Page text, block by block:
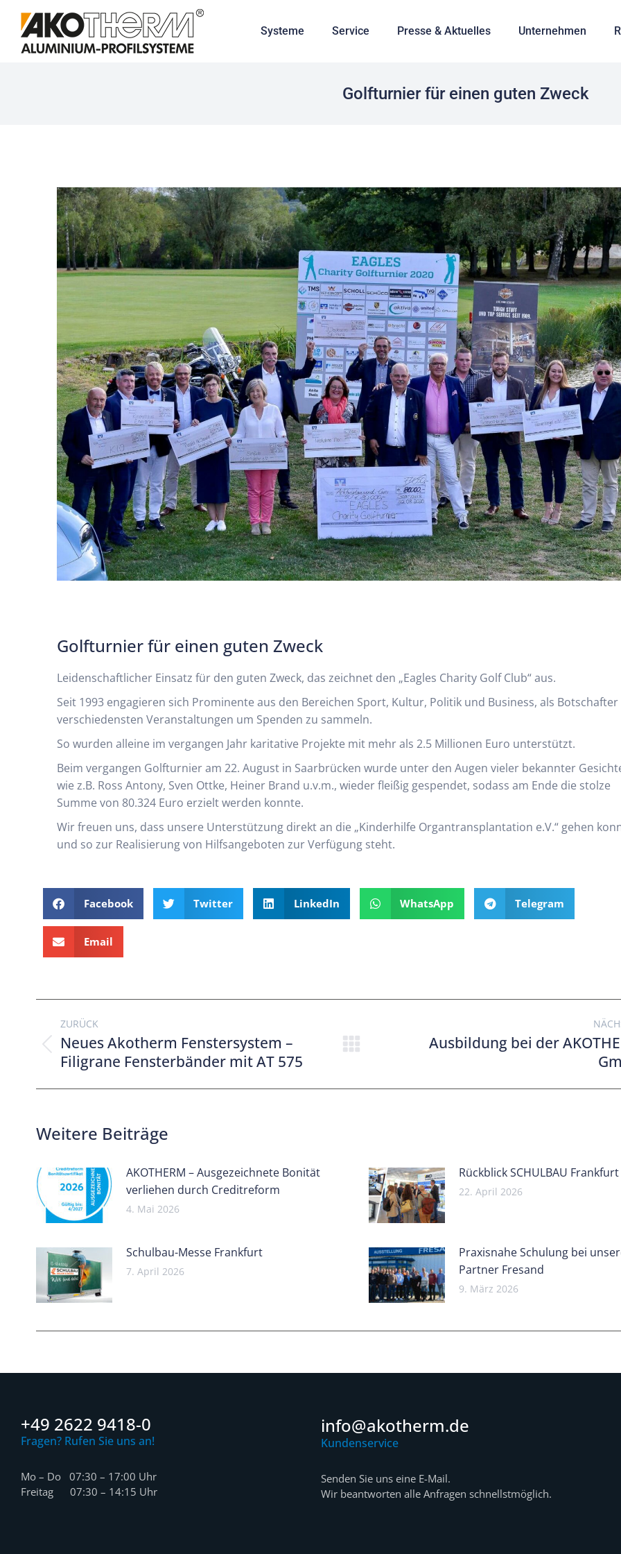
Systeme Service Presse & Aktuelles Unternehmen
Golfturnier für einen guten Zweck
Golfturnier für einen guten Zweck
Leidenschaftlicher Einsatz für den guten Zweck, das zeichnet den „Eagles Charity Golf Club“ aus.
Seit 1993 engagieren sich Prominente aus den Bereichen Sport, Kultur, Politik und Business, als Botschafter
verschiedensten Veranstaltungen um Spenden zu sammeln.
So wurden alleine im vergangen Jahr karitative Projekte mit mehr als 2.5 Millionen Euro unterstützt.
Beim vergangen Golfturnier am 22. August in Saarbrücken wurde unter den Augen vieler bekannter
wie z.B. Ross Antony, Sven Ottke, Heiner Brand u.v.m., wieder fleißig gespendet, sodass am Ende die stolze
Summe von 80.324 Euro erzielt werden konnte.
Wir freuen uns, dass unsere Unterstützung direkt an die „Kinderhilfe Organtransplantation e.V.“ gehen
und so zur Realisierung von Hilfsangeboten zur Verfügung steht.
Facebook Twitter LinkedIn WhatsApp Telegram
Email
ZURÜCK
Neues Akotherm Fenstersystem –
Filigrane Fensterbänder mit AT 575
Ausbildung bei der
Weitere Beiträge
AKOTHERM – Ausgezeichnete Bonität
verliehen durch Creditreform
4. Mai 2026
Rückblick SCHULBAU Frankfurt
22. April 2026
Schulbau-Messe Frankfurt
7. April 2026
Praxisnahe Schulung bei
Partner Fresand
9. März 2026
+49 2622 9418-0
Fragen? Rufen Sie uns an!
Mo – Do 07:30 – 17:00 Uhr
Freitag 07:30 – 14:15 Uhr
info@akotherm.de
Kundenservice
Senden Sie uns eine E-Mail.
Wir beantworten alle Anfragen schnellstmöglich.